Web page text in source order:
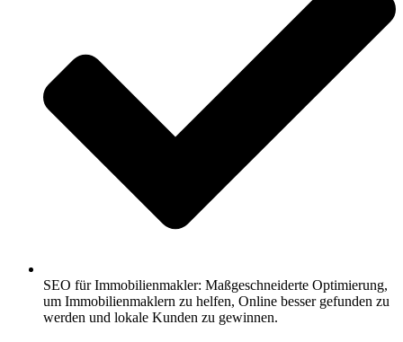
SEO für Immobilienmakler: Maßgeschneiderte Optimierung,
um Immobilienmaklern zu helfen, Online besser gefunden zu
werden und lokale Kunden zu gewinnen.